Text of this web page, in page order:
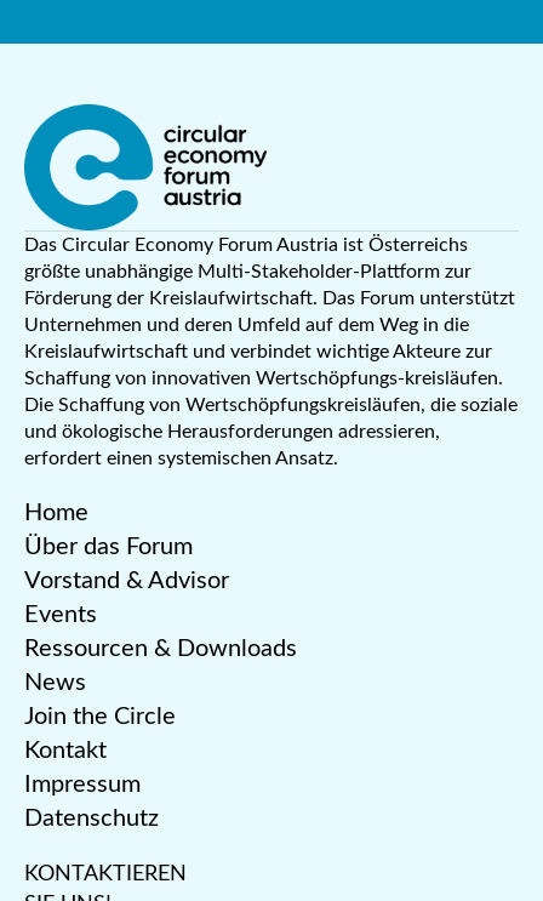
Das Circular Economy Forum Austria ist Österreichs
größte unabhängige Multi-Stakeholder-Plattform zur
Förderung der Kreislaufwirtschaft. Das Forum unterstützt
Unternehmen und deren Umfeld auf dem Weg in die
Kreislaufwirtschaft und verbindet wichtige Akteure zur
Schaffung von innovativen Wertschöpfungs-kreisläufen.
Die Schaffung von Wertschöpfungskreisläufen, die soziale
und ökologische Herausforderungen adressieren,
erfordert einen systemischen Ansatz.
Home
Über das Forum
Vorstand & Advisor
Events
Ressourcen & Downloads
News
Join the Circle
Kontakt
Impressum
Datenschutz
KONTAKTIEREN